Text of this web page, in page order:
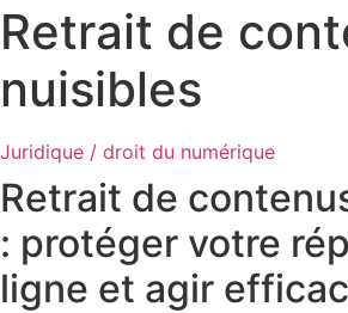
Retrait de
nuisibles
Juridique / droit du numérique
Retrait de
: protéger votre
ligne et agir